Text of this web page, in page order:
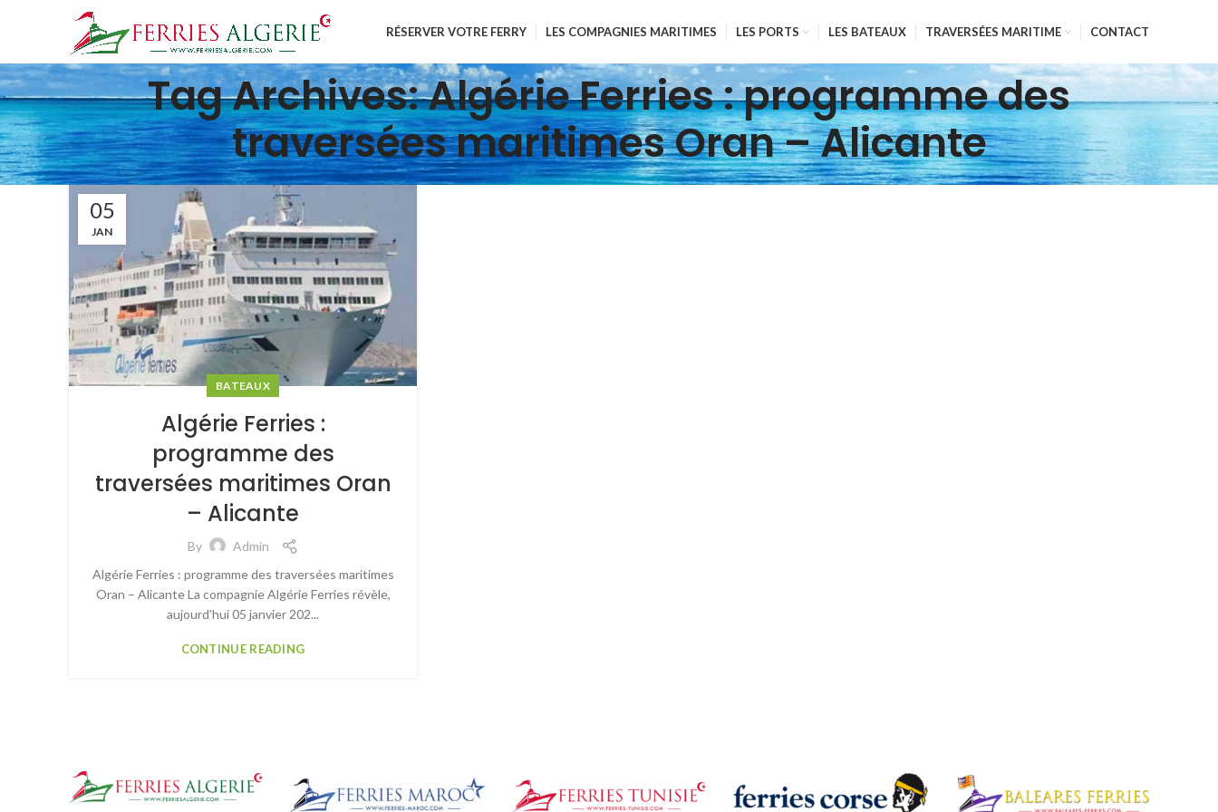
RÉSERVER VOTRE FERRY LES COMPAGNIES MARITIMES LES PORTS LES BATEAUX TRAVERSÉES MARITIME CONTACT
Tag Archives: Algérie Ferries : programme des
traversées maritimes Oran – Alicante
05
JAN
BATEAUX
Algérie Ferries :
programme des
traversées maritimes Oran
– Alicante
By
Admin
Algérie Ferries : programme des traversées maritimes
Oran – Alicante La compagnie Algérie Ferries révèle,
aujourd’hui 05 janvier 202...
CONTINUE READING